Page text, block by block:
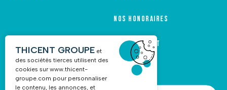
Nos honoraires
Recrutement
THICENT GROUPE et
des sociétés tierces utilisent des
cookies surwww.thicent-
groupe.com pour personnaliser
le contenu, les annonces, et